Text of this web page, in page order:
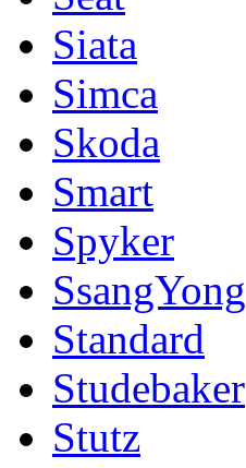
Siata
Simca
Skoda
Smart
Spyker
SsangYong
Standard
Studebaker
Stutz